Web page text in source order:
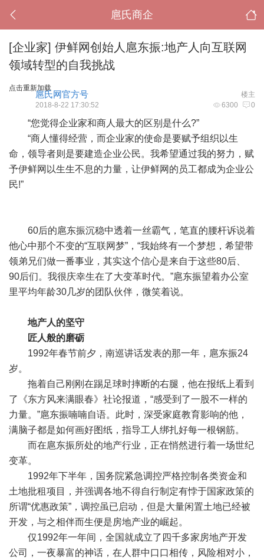
扈氏商企
[企业家] 伊鲜网创始人扈东振:地产人向互联网
领域转型的自我挑战
点击重新加载
楼主
扈氏网官方号
6300 0
2018-8-22 17:30:52
“您觉得企业家和商人最大的区别是什么?”
“商人懂得经营，而企业家的使命是要赋予组织以生
命，领导者则是要建造企业公民。我希望通过我的努力，赋
予伊鲜网以生生不息的力量，让伊鲜网的员工都成为企业公
民!”
60后的扈东振沉稳中透着一丝霸气，笔直的腰杆诉说着
他心中那个不变的“互联网梦”，“我始终有一个梦想，希望带
领弟兄们做一番事业，其实这个信心是来自于这些80后、
90后们。我很庆幸生在了大变革时代。”扈东振望着办公室
里平均年龄30几岁的团队伙伴，微笑着说。
地产人的坚守
匠人般的磨砺
1992年春节前夕，南巡讲话发表的那一年，扈东振24
岁。
拖着自己刚刚在踢足球时摔断的右腿，他在报纸上看到
了《东方风来满眼春》社论报道，“感受到了一股不一样的
力量。”扈东振喃喃自语。此时，深受家庭教育影响的他，
满脑子都是如何画好图纸，指导工人绑扎好每一根钢筋。
而在扈东振所处的地产行业，正在悄然进行着一场世纪
变革。
1992年下半年，国务院紧急调控严格控制各类资金和
土地批租项目，并强调各地不得自行制定有悖于国家政策的
所谓“优惠政策”，调控虽已启动，但是大量闲置土地已经被
开发，与之相伴而生便是房地产业的崛起。
仅1992年一年间，全国就成立了四千多家房地产开发
公司，一夜暴富的神话，在人群中口口相传，风险相对小，